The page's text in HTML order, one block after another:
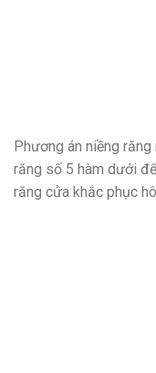
Phương án niềng
răng số 5 hàm dưới
răng cửa khắc phục